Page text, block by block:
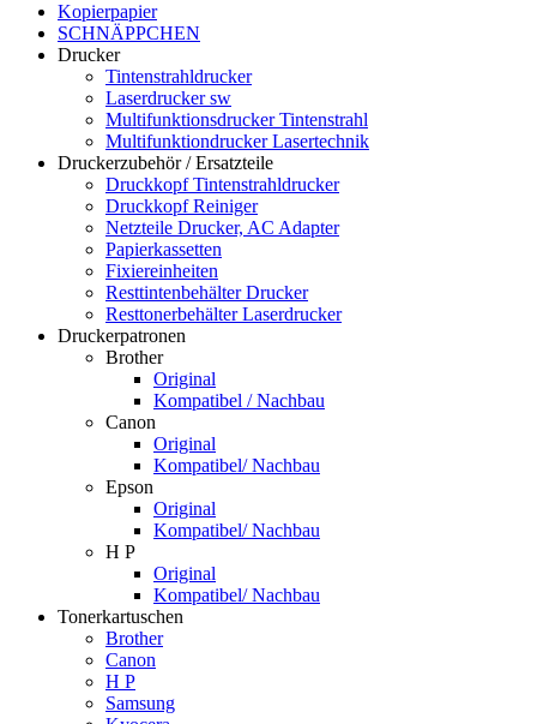
Kopierpapier
SCHNÄPPCHEN
Drucker
Tintenstrahldrucker
Laserdrucker sw
Multifunktionsdrucker Tintenstrahl
Multifunktiondrucker Lasertechnik
Druckerzubehör / Ersatzteile
Druckkopf Tintenstrahldrucker
Druckkopf Reiniger
Netzteile Drucker, AC Adapter
Papierkassetten
Fixiereinheiten
Resttintenbehälter Drucker
Resttonerbehälter Laserdrucker
Druckerpatronen
Brother
Original
Kompatibel / Nachbau
Canon
Original
Kompatibel/ Nachbau
Epson
Original
Kompatibel/ Nachbau
H P
Original
Kompatibel/ Nachbau
Tonerkartuschen
Brother
Canon
H P
Samsung